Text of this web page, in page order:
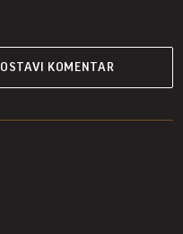
OSTAVI KOMENTAR